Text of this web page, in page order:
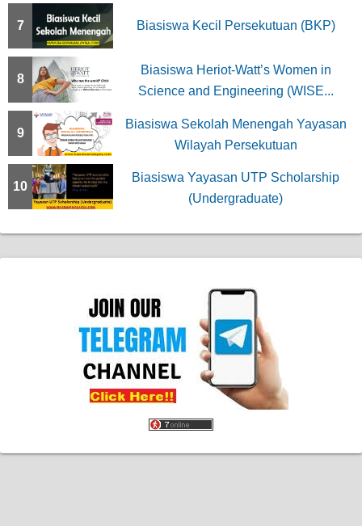
7 Biasiswa Kecil Persekutuan (BKP)
8
Biasiswa Heriot-Watt’s Women in
Science and Engineering (WISE...
9
Biasiswa Sekolah Menengah Yayasan
Wilayah Persekutuan
10
Biasiswa Yayasan UTP Scholarship
(Undergraduate)